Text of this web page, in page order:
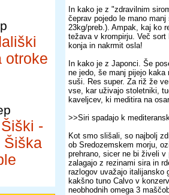
otroke
-
Šiška
In kako je z "zdravilnim
čeprav pojedo le mano
23kg/preb.). Ampak, kaj ko
težava v krompirju. Več
konja in nakrmit osla!
In kako je z Japonci. Še
ne jedo, še manj pijejo
suši. Res super. Za riž že
vse, kar uživajo stoletniki,
kaveljcev, ki meditira na
>>Siri spadajo k
Kot smo slišali, so najbolj
ob Sredozemskem morju,
prehrano, sicer ne bi živeli
zalagajo z rezinami sira in
razlogov uvažajo italijansko
kakšno tuno Calvo v
neobhodnih omega 3